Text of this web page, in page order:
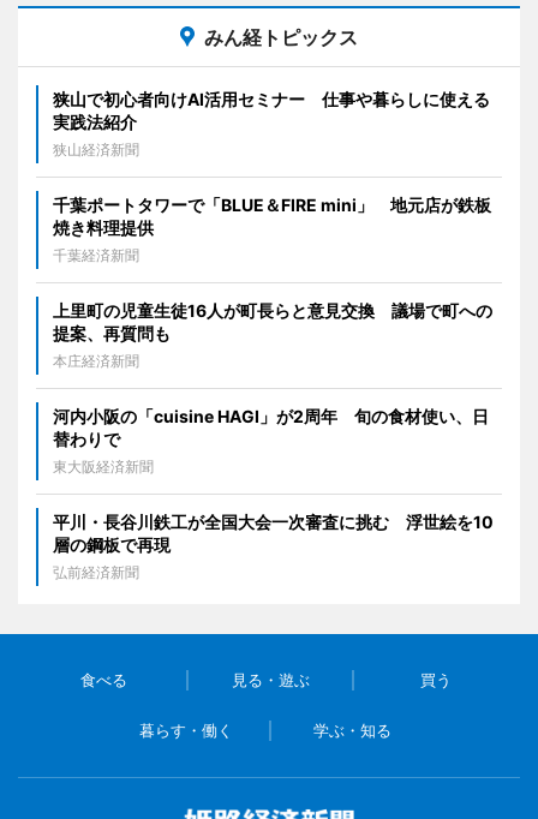
みん経トピックス
狭山で初心者向けAI活用セミナー 仕事や暮らしに使える
実践法紹介
狭山経済新聞
千葉ポートタワーで「BLUE＆FIRE mini」 地元店が鉄板
焼き料理提供
千葉経済新聞
上里町の児童生徒16人が町長らと意見交換 議場で町への
提案、再質問も
本庄経済新聞
河内小阪の「cuisine HAGI」が2周年 旬の食材使い、日
替わりで
東大阪経済新聞
平川・長谷川鉄工が全国大会一次審査に挑む 浮世絵を10
層の鋼板で再現
弘前経済新聞
食べる 見る・遊ぶ 買う
暮らす・働く 学ぶ・知る